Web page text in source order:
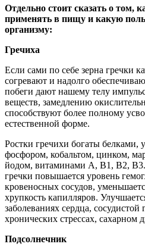
Отдельно стоит сказать о том,
применять в пищу и какую
организму:
Гречиха
Если сами по себе зерна гречки
согревают и надолго
побеги дают нашему телу
веществ, замедлению
способствуют более полному
естественной форме.
Ростки гречихи богаты белками,
фосфором, кобальтом, цинком,
йодом, витаминами А, В1, В2, В3.
гречки повышается уровень
кровеносных сосудов,
хрупкость капилляров.
заболеваниях сердца,
хронических стрессах, сахарном
Подсолнечник